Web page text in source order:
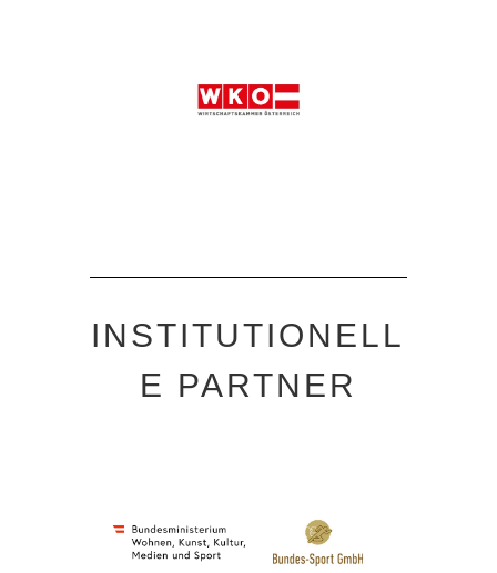
INSTITUTIONELL
E PARTNER